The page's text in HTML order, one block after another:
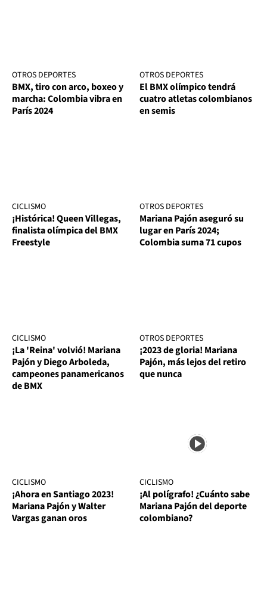
OTROS DEPORTES
BMX, tiro con arco, boxeo y
marcha: Colombia vibra en
París 2024
OTROS DEPORTES
El BMX olímpico tendrá
cuatro atletas colombianos
en semis
CICLISMO
¡Histórica! Queen Villegas,
finalista olímpica del BMX
Freestyle
OTROS DEPORTES
Mariana Pajón aseguró su
lugar en París 2024;
Colombia suma 71 cupos
CICLISMO
¡La 'Reina' volvió! Mariana
Pajón y Diego Arboleda,
campeones panamericanos
de BMX
OTROS DEPORTES
¡2023 de gloria! Mariana
Pajón, más lejos del retiro
que nunca
CICLISMO
¡Ahora en Santiago 2023!
Mariana Pajón y Walter
Vargas ganan oros
CICLISMO
¡Al polígrafo! ¿Cuánto sabe
Mariana Pajón del deporte
colombiano?